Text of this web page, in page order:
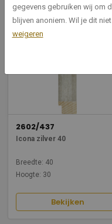
Gerelateerde
2602/437
Icona zilver 40
Breedte: 40
Hoogte: 30
Bekijken
gegevens gebruiken wij om
blijven anoniem. Wil je dit
weigeren